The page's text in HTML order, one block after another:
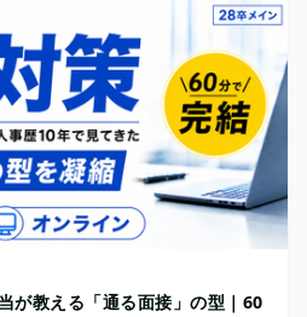
が教える「通る面接」の型｜60